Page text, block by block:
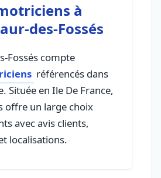
à
des-Fossés
Fossés compte
référencés dans
Située en Ile De France,
offre un large choix
avec avis clients,
localisations.